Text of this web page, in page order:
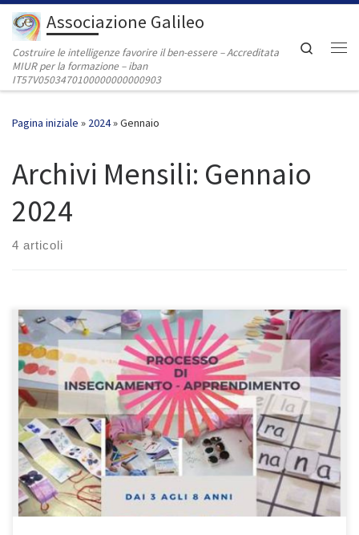
Passa al contenuto
Associazione Galileo
Costruire le intelligenze favorire il ben-essere – Accreditata
MIUR per la formazione – iban
IT57V0503470100000000000903
Search
Pagina iniziale » 2024»Gennaio
Archivi Mensili: Gennaio
2024
4 articoli
PROGRAMMA Corso base: 15 ore – webinar on line Corso esteso da
15 a 30 ore per le insegnanti interessate L’estensione prevede:
con gli esperti e/o i tutor, sui laboratori eventualmente svolti con
gli alunni; on line Venerdì 26 Gennaio 2024 – ore 17,00-19,00 Il
disegno e il gesto grafico […]